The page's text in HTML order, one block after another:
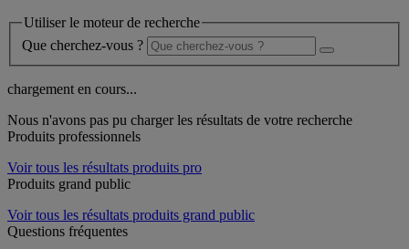
Utiliser le moteur de recherche
Que cherchez-vous ?
chargement en cours...
Nous n'avons pas pu charger les résultats de votre recherche
Produits professionnels
Voir tous les résultats produits pro
Produits grand public
Voir tous les résultats produits grand public
Questions fréquentes